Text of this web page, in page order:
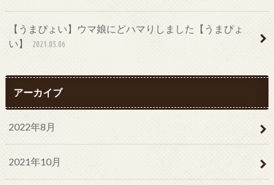
【うまぴょい】ウマ娘にどハマりしました【うまぴょ
い】
2021.05.06
アーカイブ
2022年8月
2021年10月